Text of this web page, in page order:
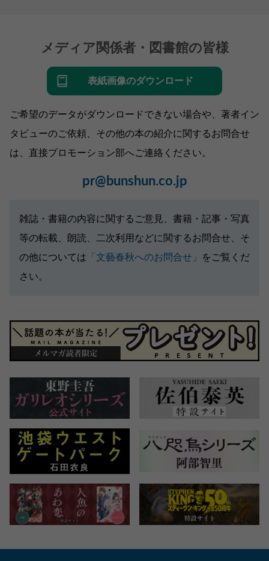
メディア関係者・図書館の皆様
表紙画像のダウンロード
ご希望のデータがダウンロードできない場合や、著者イン
タビューのご依頼、その他の本の紹介に関するお問合せ
は、直接プロモーション部へご連絡ください。
pr@bunshun.co.jp
雑誌・書籍の内容に関するご意見、書籍・記事・写真
等の転載、朗読、二次利用などに関するお問合せ、そ
の他については 「文藝春秋へのお問合せ」
をご覧くだ
さい。